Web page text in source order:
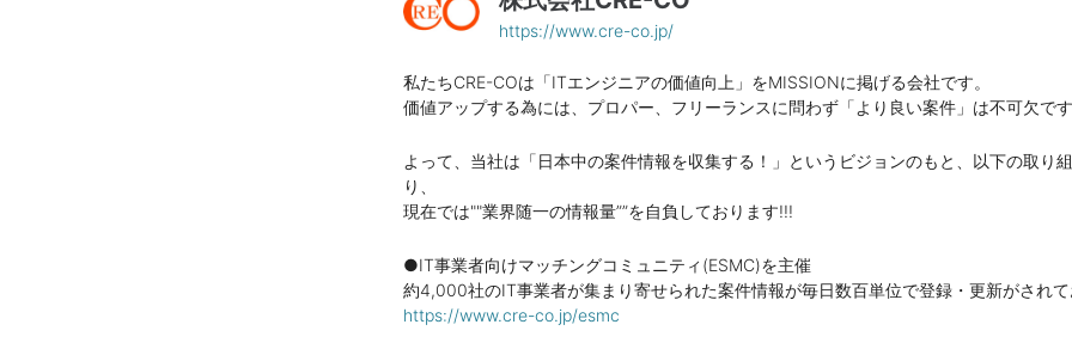
https://www.cre-co.jp/
私たちCRE-COは「ITエンジニアの価値向上」をMISSIONに掲げる会社です。
価値アップする為には、プロパー、フリーランスに問わず「より良い案件」は不可欠です
よって、当社は「日本中の案件情報を収集する！」というビジョンのもと、以下の取り
り、
現在では""業界随一の情報量””を自負しております!!!
●IT事業者向けマッチングコミュニティ(ESMC)を主催
約4,000社のIT事業者が集まり寄せられた案件情報が毎日数百単位で登録・更新がされて
https://www.cre-co.jp/esmc